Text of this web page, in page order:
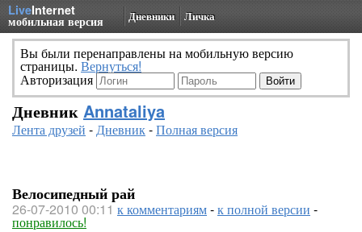
LiveInternet
мобильная версия Дневники Личка
Вы были перенаправлены на мобильную версию
страницы. Вернуться!
Авторизация
Дневник Annataliya
Лента друзей -Дневник-Полная версия
Велосипедный рай
26-07-2010 00:11 к комментариям-к полной версии -
понравилось!